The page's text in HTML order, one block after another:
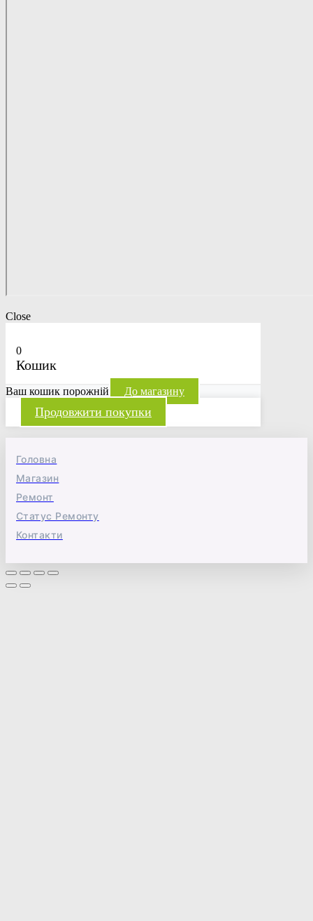
Close
0
Кошик
Ваш кошик порожній До магазину
Продовжити покупки
Головна
Магазин
Ремонт
Статус Ремонту
Контакти